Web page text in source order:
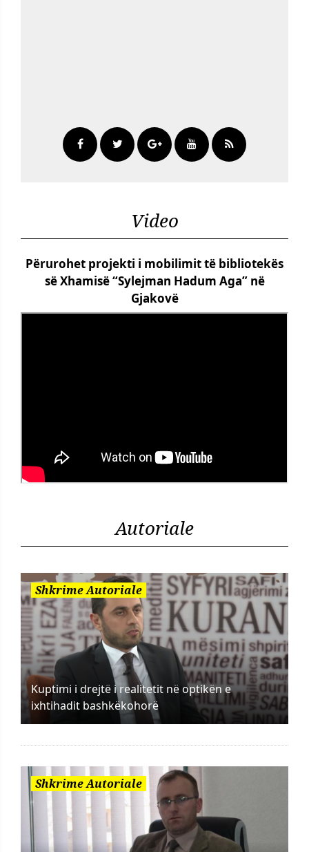
Video
Përurohet projekti i mobilimit të bibliotekës
së Xhamisë “Sylejman Hadum Aga” në
Gjakovë
Autoriale
Shkrime Autoriale
Kuptimi i drejtë i realitetit në optikën e
ixhtihadit bashkëkohorë
Shkrime Autoriale